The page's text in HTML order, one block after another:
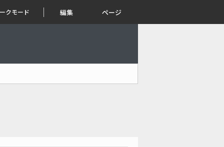
クモード 編集 ページ